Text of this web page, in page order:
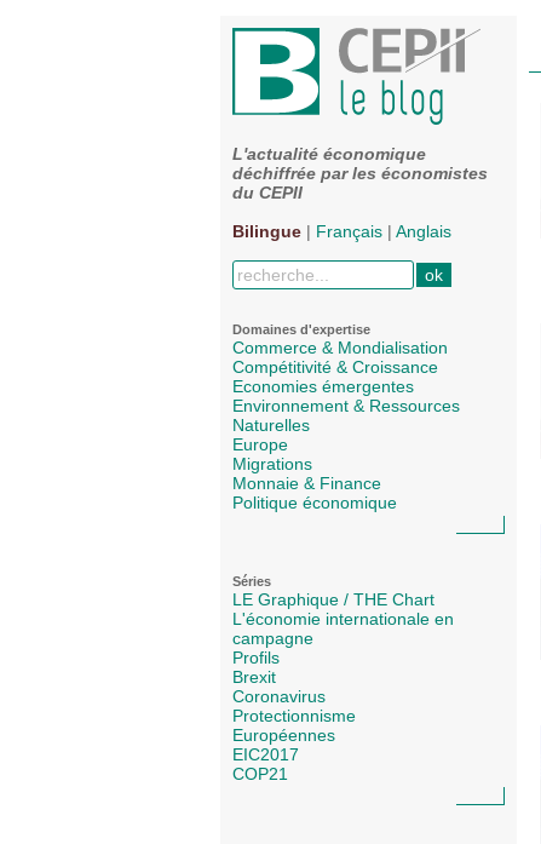
L'actualité économique
déchiffrée par les économistes
du CEPII
Bilingue | Français | Anglais
Domaines d'expertise
Commerce & Mondialisation
Compétitivité & Croissance
Economies émergentes
Environnement & Ressources
Naturelles
Europe
Migrations
Monnaie & Finance
Politique économique
Séries
LE Graphique / THE Chart
L'économie internationale en
campagne
Profils
Brexit
Coronavirus
Protectionnisme
Européennes
EIC2017
COP21